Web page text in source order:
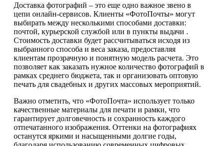
Доставка фотографий – это еще одно важное звено в
цепи онлайн-сервисов. Клиенты «ФотоПочты» могут
выбирать между несколькими способами доставки:
почтой, курьерской службой или в пункты выдачи .
Стоимость доставки будет рассчитываться исходя из
выбранного способа и веса заказа, предоставляя
клиентам прозрачную и понятную модель расчета. Это
позволяет как заказать нужное количество фотографий в
рамках среднего бюджета, так и организовать оптовую
печать для свадебных и других массовых мероприятий.
Важно отметить, что «ФотоПочта» использует только
качественные материалы для печати и рамки, что
гарантирует долговечность и сохранность каждого
отпечатанного изображения. Оттенки на фотографиях
останутся яркими и насыщенными долгие годы,